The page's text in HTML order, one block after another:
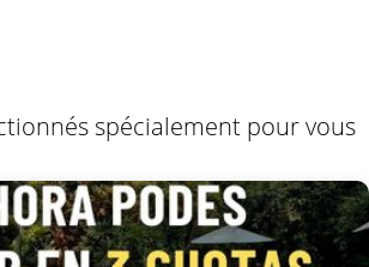
spécialement pour vous